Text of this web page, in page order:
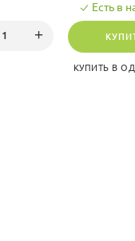
Есть в
КУПИТЬ В